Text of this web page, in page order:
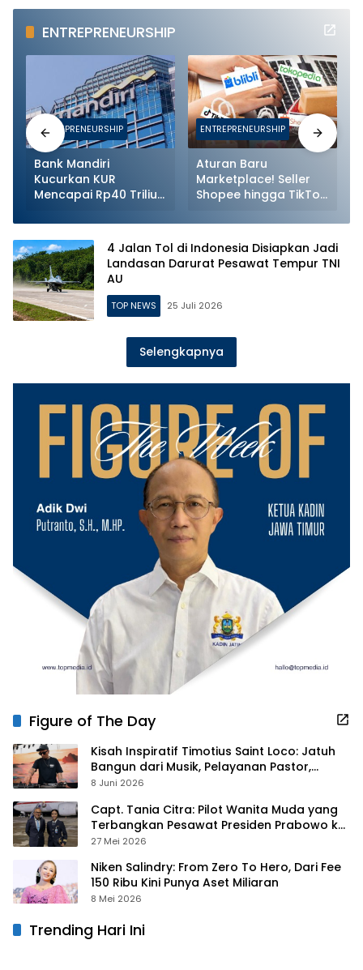
ENTREPRENEURSHIP
ENTREPRENEURSHIP
Bank Mandiri
Kucurkan KUR
Mencapai Rp40 Triliun
Produksi
ENTREPRENEURSHIP
Aturan Baru
Marketplace! Seller
Shopee hingga TikTok
Daftarkan Karyawan
ke BPJS
4 Jalan Tol di Indonesia Disiapkan Jadi
Landasan Darurat Pesawat Tempur TNI
AU
TOP NEWS 25 Juli 2026
Selengkapnya
Figure of The Day
Kisah Inspiratif Timotius Saint Loco: Jatuh
Bangun dari Musik, Pelayanan Pastor,
hingga Gurita Bisnis Sambal Babon
8 Juni 2026
Capt. Tania Citra: Pilot Wanita Muda yang
Terbangkan Pesawat Presiden Prabowo ke
Prancis
27 Mei 2026
Niken Salindry: From Zero To Hero, Dari Fee
150 Ribu Kini Punya Aset Miliaran
8 Mei 2026
Trending Hari Ini